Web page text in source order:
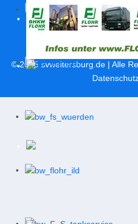
© 2026 svweitersburg.de| Alle